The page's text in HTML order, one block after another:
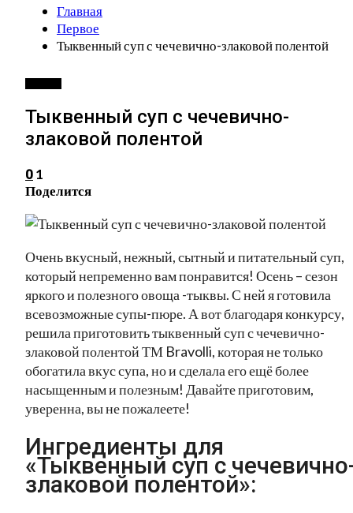
Главная
Первое
Тыквенный суп с чечевично-злаковой полентой
Тыквенный суп с чечевично-
злаковой полентой
0 1
Поделится
Очень вкусный, нежный, сытный и питательный суп,
который непременно вам понравится! Осень – сезон
яркого и полезного овоща -тыквы. С ней я готовила
всевозможные супы-пюре. А вот благодаря конкурсу,
решила приготовить тыквенный суп с чечевично-
злаковой полентой ТМ Bravolli, которая не только
обогатила вкус супа, но и сделала его ещё более
насыщенным и полезным! Давайте приготовим,
уверенна, вы не пожалеете!
Ингредиенты для
«Тыквенный суп с
злаковой полентой»: